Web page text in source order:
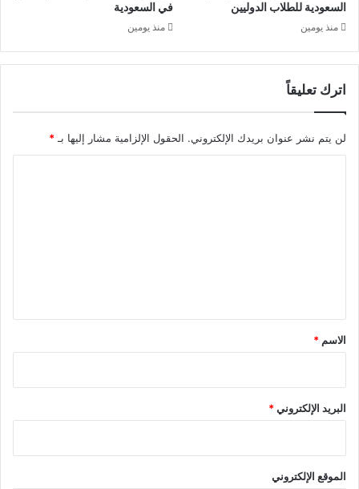
السعودية للطلاب الدوليين
منذ يومين
في السعودية
منذ يومين
اترك تعليقاً
لن يتم نشر عنوان بريدك الإلكتروني. الحقول الإلزامية مشار إليها بـ*
*
الاسم *
البريد الإلكتروني*
الموقع الإلكتروني